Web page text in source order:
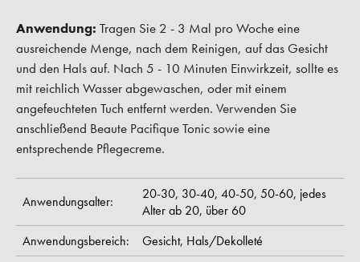
Anwendung: Tragen Sie 2 - 3 Mal pro Woche eine
ausreichende Menge, nach dem Reinigen, auf das Gesicht
und den Hals auf. Nach 5 - 10 Minuten Einwirkzeit, sollte es
mit reichlich Wasser abgewaschen, oder mit einem
angefeuchteten Tuch entfernt werden. Verwenden Sie
anschließend Beaute Pacifique Tonic sowie eine
entsprechende Pflegecreme.
Anwendungsalter: 20-30, 30-40, 40-50, 50-60, jedes
Alter ab 20, über 60
Anwendungsbereich:
Gesicht, Hals/Dekolleté